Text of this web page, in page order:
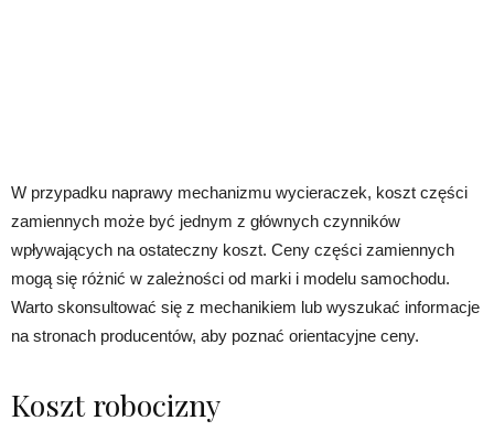
W przypadku naprawy mechanizmu wycieraczek, koszt części
zamiennych może być jednym z głównych czynników
wpływających na ostateczny koszt. Ceny części zamiennych
mogą się różnić w zależności od marki i modelu samochodu.
Warto skonsultować się z mechanikiem lub wyszukać informacje
na stronach producentów, aby poznać orientacyjne ceny.
Koszt robocizny